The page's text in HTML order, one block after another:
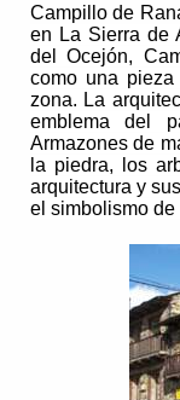
Campillo de
en La Sierra de
del Ocejón,
como una
zona. La
emblema del
Armazones de
la piedra, los
arquitectura y
el simbolismo